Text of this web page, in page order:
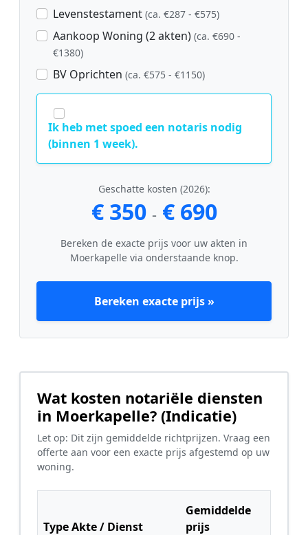
Levenstestament (ca. €287 - €575)
Aankoop Woning (2 akten) (ca. €690 -
€1380)
BV Oprichten (ca. €575 - €1150)
Ik heb met spoed een notaris nodig
(binnen 1 week).
Geschatte kosten (2026):
€ 350 - € 690
Bereken de exacte prijs voor uw akten in
Moerkapelle via onderstaande knop.
Bereken exacte prijs »
Wat kosten notariële diensten
in Moerkapelle? (Indicatie)
Let op: Dit zijn gemiddelde richtprijzen. Vraag een
offerte aan voor een exacte prijs afgestemd op uw
woning.
Type Akte / Dienst
Gemiddelde
prijs